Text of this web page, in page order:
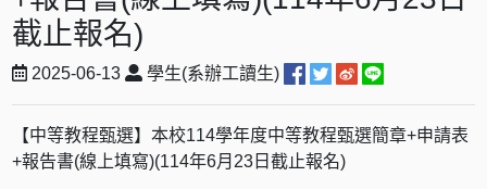
截止報名)
2025-06-13 學生(系辦工讀生)
【中等教程甄選】本校114學年度中等教程甄選簡章+申請表
+報告書(線上填寫)(114年6月23日截止報名)